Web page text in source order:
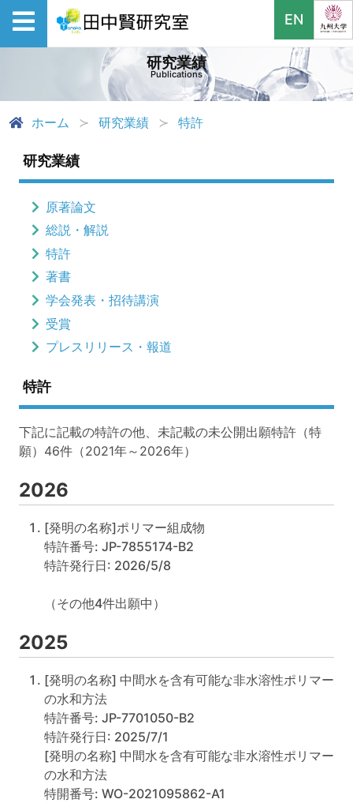
EN
研究業績
Publications
ホーム 研究業績 特許
研究業績
原著論文
総説・解説
特許
著書
学会発表・招待講演
受賞
プレスリリース・報道
特許
下記に記載の特許の他、未記載の未公開出願特許（特
願）46件（2021年～2026年）
2026
[発明の名称]ポリマー組成物
特許番号: JP-7855174-B2
特許発行日: 2026/5/8
（その他4件出願中）
2025
[発明の名称] 中間水を含有可能な非水溶性ポリマー
の水和方法
特許番号: JP-7701050-B2
特許発行日: 2025/7/1
[発明の名称] 中間水を含有可能な非水溶性ポリマー
の水和方法
特開番号: WO-2021095862-A1